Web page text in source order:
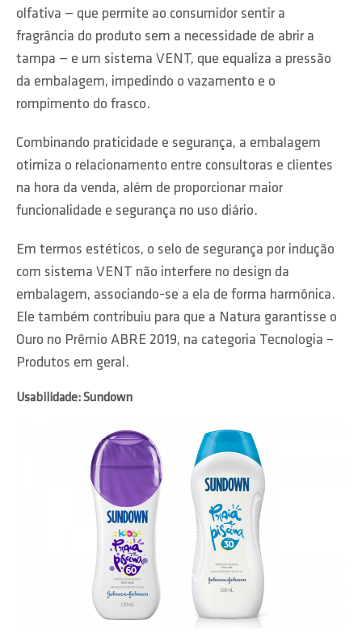
olfativa — que permite ao consumidor sentir a
fragrância do produto sem a necessidade de abrir a
tampa — e um sistema VENT, que equaliza a pressão
da embalagem, impedindo o vazamento e o
rompimento do frasco.
Combinando praticidade e segurança, a embalagem
otimiza o relacionamento entre consultoras e clientes
na hora da venda, além de proporcionar maior
funcionalidade e segurança no uso diário.
Em termos estéticos, o selo de segurança por indução
com sistema VENT não interfere no design da
embalagem, associando-se a ela de forma harmônica.
Ele também contribuiu para que a Natura garantisse o
Ouro no Prêmio ABRE 2019, na categoria Tecnologia –
Produtos em geral.
Usabilidade: Sundown